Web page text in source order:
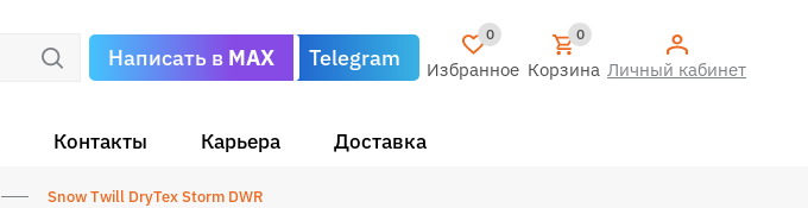
Написать в MAX Telegram
0
Избранное
0
Корзина Личный кабинет
Контакты Карьера Доставка
Snow Twill DryTex Storm DWR